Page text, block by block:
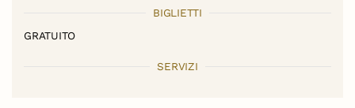
BIGLIETTI
GRATUITO
SERVIZI